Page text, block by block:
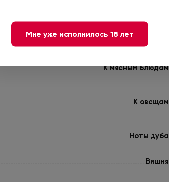
Каберне Совиньон
К мясным блюдам
К овощам
Ноты дуба
Вишня
Мне уже исполнилось 18 лет